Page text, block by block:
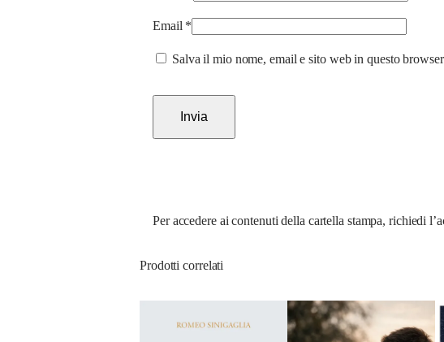
Email *
Salva il mio nome, email e sito web in questo
Per accedere ai contenuti della cartella stampa, richiedi
Prodotti correlati